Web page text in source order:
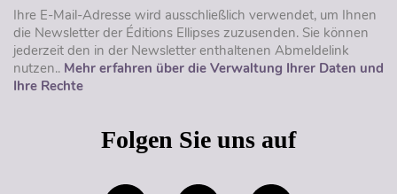
Ihre E-Mail-Adresse wird ausschließlich verwendet, um Ihnen
die Newsletter der Éditions Ellipses zuzusenden. Sie können
jederzeit den in der Newsletter enthaltenen Abmeldelink
nutzen.. Mehr erfahren über die Verwaltung Ihrer Daten und
Ihre Rechte
Folgen Sie uns auf